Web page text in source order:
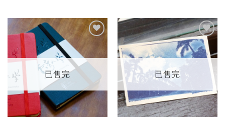
望輕
單」
已售完
加入
「願
望輕
單」
已售完